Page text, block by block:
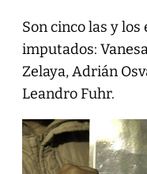
Son cinco las y
imputados:
Zelaya, Adrián
Leandro Fuhr.